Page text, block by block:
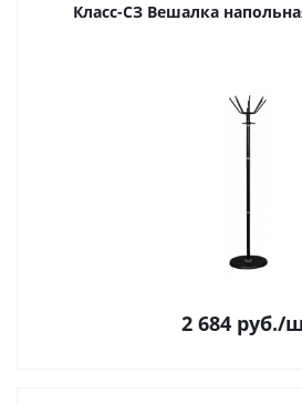
Класс-СЗ Вешалка
2 684 руб./